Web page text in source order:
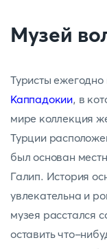
Музей
Туристы
Каппадокии, в
мире коллекция
Турции
был основан
Галип. История
увлекательна и
музея расстался
оставить что-